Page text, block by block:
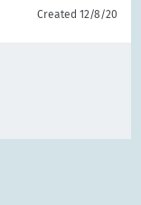
Created 12/8/20